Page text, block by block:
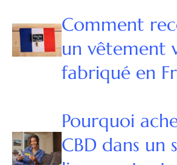
Comment
un vêtement
fabriqué en
Pourquoi
CBD dans un